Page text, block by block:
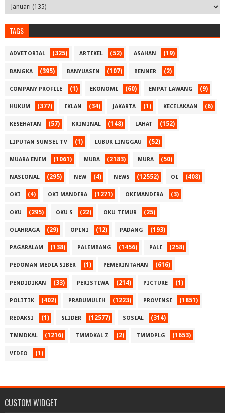
TAGS
ADVETORIAL (325) ARTIKEL (52) ASAHAN (19)
BANGKA (395) BANYUASIN (107) BENNER (2)
COMPANY PROFILE (1) EKONOMI (60) EMPAT LAWANG (9)
HUKUM (377) IKLAN (34) JAKARTA (1) KECELAKAAN (6)
KESEHATAN (57) KRIMINAL (148) LAHAT (152)
LIPUTAN SUMSEL TV (1) LUBUK LINGGAU (52)
MUARA ENIM (1061) MUBA (2183) MURA (50)
NASIONAL (295) NEW (4) NEWS (12552) OI (408)
OKI (4) OKI MANDIRA (1271) OKIMANDIRA (3)
OKU (295) OKU S (22) OKU TIMUR (25)
OLAHRAGA (29) OPINI (12) PADANG (193)
PAGARALAM (138) PALEMBANG (1456) PALI (258)
PEDOMAN MEDIA SIBER (1) PEMERINTAHAN (616)
PENDIDIKAN (33) PERISTIWA (214) PICTURE (1)
POLITIK (402) PRABUMULIH (1223) PROVINSI (1851)
REDAKSI (1) SLIDER (12577) SOSIAL (314)
TMMDKAL (1216) TMMDKAL Z (2) TMMDPLG (1653)
VIDEO (1)
CUSTOM WIDGET